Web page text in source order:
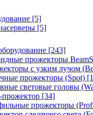
[5]
[5]
[243]
прожекторы
с узким лучом
прожекторы (Spot)
световые головы
прожектор [34]
прожекторы